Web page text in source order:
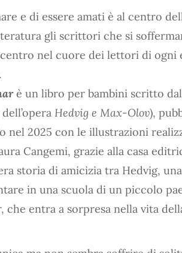
e di essere amati è al centro
gli scrittori che si
nel cuore dei lettori di ogni
è un libro per bambini scritto
Hedvig e Max-Olov),
nel 2025 con le illustrazioni
Cangemi, grazie alla casa
storia di amicizia tra Hedvig,
in una scuola di un piccolo
che entra a sorpresa nella vita